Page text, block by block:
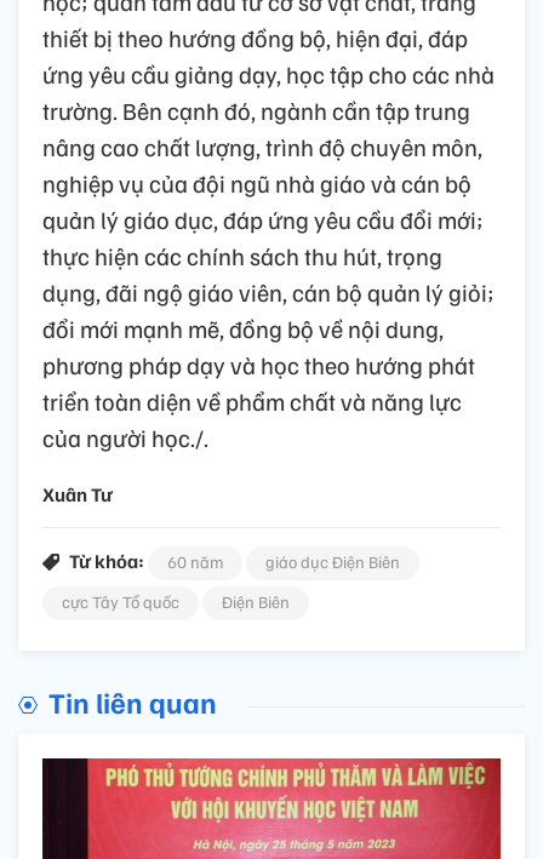
thiết bị theo hướng đồng bộ, hiện đại, đáp
ứng yêu cầu giảng dạy, học tập cho các nhà
trường. Bên cạnh đó, ngành cần tập trung
nâng cao chất lượng, trình độ chuyên môn,
nghiệp vụ của đội ngũ nhà giáo và cán bộ
quản lý giáo dục, đáp ứng yêu cầu đổi mới;
thực hiện các chính sách thu hút, trọng
dụng, đãi ngộ giáo viên, cán bộ quản lý giỏi;
đổi mới mạnh mẽ, đồng bộ về nội dung,
phương pháp dạy và học theo hướng phát
triển toàn diện về phẩm chất và năng lực
của người học./.
Xuân Tư
Từ khóa: 60 năm
giáo dục Điện Biên
cực Tây Tổ quốc
Điện Biên
Tin liên quan